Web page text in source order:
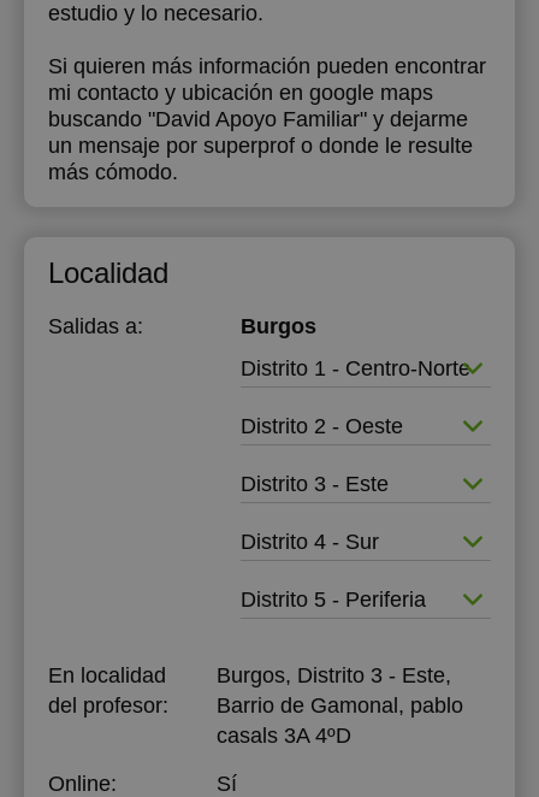
estudio y lo necesario.
Si quieren más información pueden encontrar
mi contacto y ubicación en google maps
buscando "David Apoyo Familiar" y dejarme
un mensaje por superprof o donde le resulte
más cómodo.
Localidad
Salidas a:
Burgos
Distrito 1 - Centro-Norte
Distrito 2 - Oeste
Distrito 3 - Este
Distrito 4 - Sur
Distrito 5 - Periferia
En localidad
del profesor:
Burgos, Distrito 3 - Este,
Barrio de Gamonal, pablo
casals 3A 4ºD
Online:
Sí
18:00
18:30
19:00
19:30